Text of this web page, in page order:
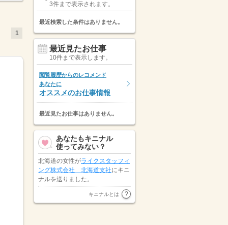
1
3件まで表示されます。
最近検索した条件はありません。
最近見たお仕事
10件まで表示します。
閲覧履歴からのレコメンド
あなたに
オススメのお仕事情報
最近見たお仕事はありません。
あなたもキニナル
使ってみない？
北海道の女性がライクスタッフィ
ング株式会社 北海道支社にキニ
ナルを送りました。
株式会社グルージ
ョブ 札幌支店にキニナルを送り
キニナルとは